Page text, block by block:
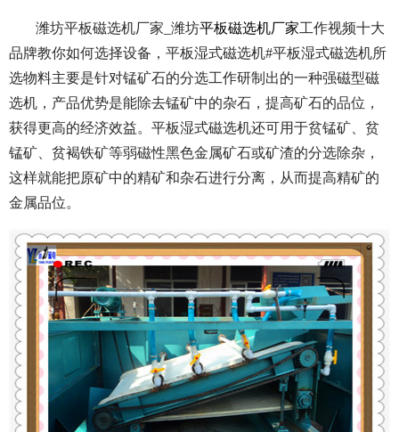
潍坊平板磁选机厂家_潍坊平板磁选机厂家工作视频十大
品牌教你如何选择设备，平板湿式磁选机#平板湿式磁选机所
选物料主要是针对锰矿石的分选工作研制出的一种强磁型磁
选机，产品优势是能除去锰矿中的杂石，提高矿石的品位，
获得更高的经济效益。 平板湿式磁选机还可用于贫锰矿、贫
锰矿、贫褐铁矿等弱磁性黑色金属矿石或矿渣的分选除杂，
这样就能把原矿中的精矿和杂石进行分离，从而提高精矿的
金属品位。